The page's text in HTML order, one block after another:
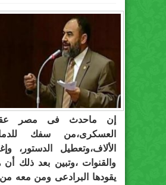
إن ماحدث فى مصر عقب
العسكرى،من سفك
الألاف،وتعطيل الدستور،
والقنوات ،وتبين بعد ذلك
يقودها البرادعى ومن معه